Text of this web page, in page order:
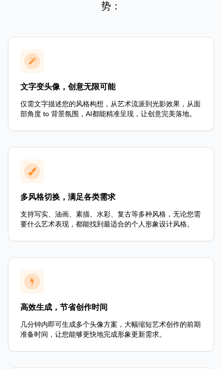
势：
文字变头像，创意无限可能
仅需文字描述您的风格构想，从艺术流派到光影效果，从面
部角度 to 背景氛围，AI都能精准呈现，让创意完美落地。
多风格切换，满足各类需求
支持写实、油画、素描、水彩、复古等多种风格，无论您需
要什么艺术表现，都能找到最适合的个人形象设计风格。
高效生成，节省创作时间
几分钟内即可生成多个头像方案，大幅缩短艺术创作的前期
准备时间，让您能够更快地完成形象更新需求。